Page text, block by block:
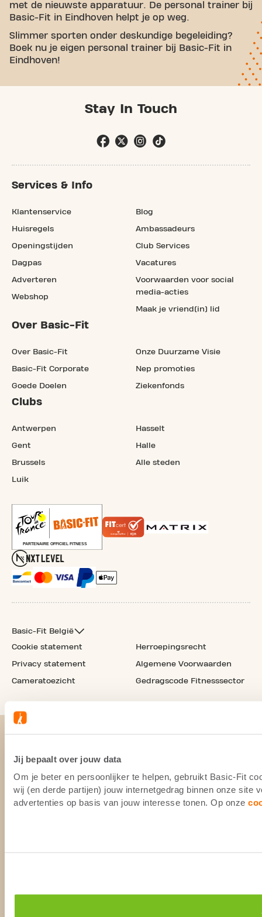
Jij bepaalt over jouw data
Om je beter en persoonlijker te helpen, gebruikt Basic-Fit
wij (en derde partijen) jouw internetgedrag binnen onze site
advertenties op basis van jouw interesse tonen. Op onze
met de nieuwste apparatuur. De personal trainer bij
Basic-Fit in Eindhoven helpt je op weg.
Slimmer sporten onder deskundige begeleiding?
Boek nu je eigen personal trainer bij Basic-Fit in
Eindhoven!
Stay In Touch
Services & Info
Klantenservice
Huisregels
Openingstijden
Dagpas
Adverteren
Webshop
Blog
Ambassadeurs
Club Services
Vacatures
Voorwaarden voor social
media-acties
Maak je vriend(in) lid
Over Basic-Fit
Over Basic-Fit
Basic-Fit Corporate
Goede Doelen
Onze Duurzame Visie
Nep promoties
Ziekenfonds
Clubs
Antwerpen
Gent
Brussels
Luik
Hasselt
Halle
Alle steden
Basic-Fit België
Cookie statement
Privacy statement
Cameratoezicht
Herroepingsrecht
Algemene Voorwaarden
Gedragscode Fitnesssector